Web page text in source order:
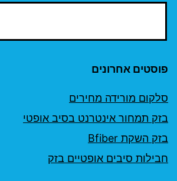
פוסטים אחרונים
סלקום מורידה מחירים
בזק תמחור אינטרנט בסיב אופטי
בזק השקת Bfiber
חבילות סיבים אופטיים בזק